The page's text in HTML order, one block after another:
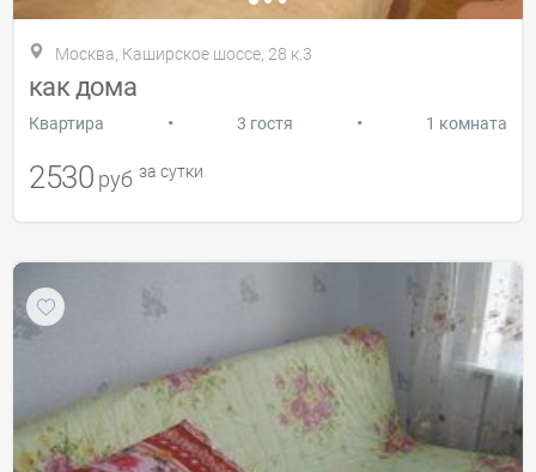
Москва, Каширское шоссе, 28 к.3
как дома
Квартира • 3 гостя • 1 комната
2530 руб за сутки